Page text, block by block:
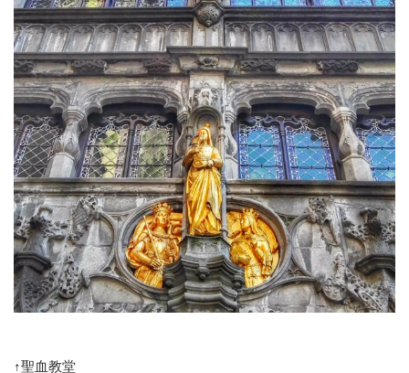
↑聖血教堂